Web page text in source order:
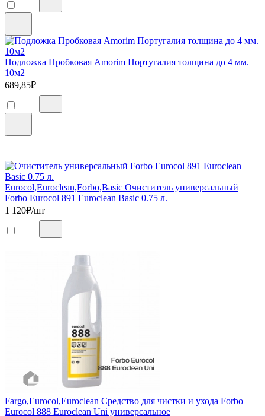
Подложка Пробковая Amorim Португалия толщина до 4 мм.
10м2
689,85₽
Eurocol,Euroclean,Forbo,Basic Очиститель универсальный
Forbo Eurocol 891 Euroclean Basic 0.75 л.
1 120₽/шт
Fargo,Eurocol,Euroclean Средство для чистки и ухода Forbo
Eurocol 888 Euroclean Uni универсальное